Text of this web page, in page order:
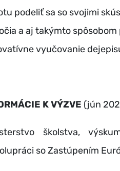
podeliť sa so svojimi
a aj takýmto
vyučovanie
K VÝZVE (jún
školstva,
so Zastúpením